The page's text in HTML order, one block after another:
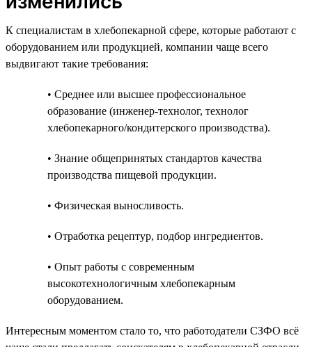
К специалистам в хлебопекарной сфере, которые работают с
оборудованием или продукцией, компании чаще всего
выдвигают такие требования:
• Среднее или высшее профессиональное
образование (инженер-технолог, технолог
хлебопекарного/кондитерского производства).
• Знание общепринятых стандартов качества
производства пищевой продукции.
• Физическая выносливость.
• Отработка рецептур, подбор ингредиентов.
• Опыт работы с современным
высокотехнологичным хлебопекарным
оборудованием.
Интересным моментом стало то, что работодатели СЗФО всё